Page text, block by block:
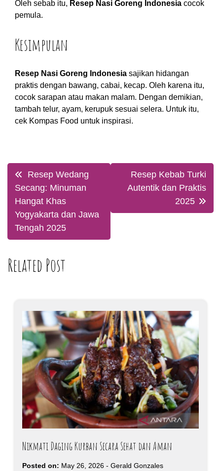
Oleh sebab itu, Resep Nasi Goreng Indonesia cocok
pemula.
Kesimpulan
Resep Nasi Goreng Indonesia sajikan hidangan
praktis dengan bawang, cabai, kecap. Oleh karena itu,
cocok sarapan atau makan malam. Dengan demikian,
tambah telur, ayam, kerupuk sesuai selera. Untuk itu,
cek Kompas Food untuk inspirasi.
Post
navigation
Resep Wedang
Secang: Minuman
Hangat Khas
Yogyakarta dan Jawa
Tengah 2025
Resep Kebab Turki
Autentik dan Praktis
2025
Related Post
Nikmati Daging Kurban Secara Sehat dan Aman
Posted on: May 26, 2026 - Gerald Gonzales